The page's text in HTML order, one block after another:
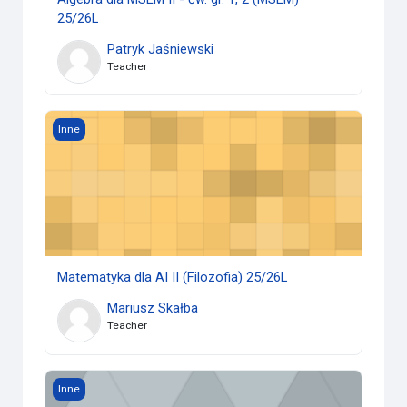
25/26L
Patryk Jaśniewski
Teacher
Matematyka dla AI II (Filozofia) 25/26L
Inne
Matematyka dla AI II (Filozofia) 25/26L
Mariusz Skałba
Teacher
Algebra dla MSEM II (MSEM) 25/26L
Inne